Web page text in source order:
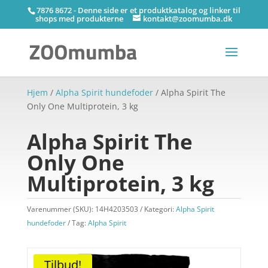
7876 8672 - Denne side er et produktkatalog og linker til
shops med produkterne kontakt@zoomumba.dk
Hjem / Alpha Spirit hundefoder/ Alpha Spirit The
Only One Multiprotein, 3 kg
Alpha Spirit The
Only One
Multiprotein, 3 kg
Varenummer (SKU): 14H4203503 Kategori:Alpha Spirit
hundefoder
Tag:Alpha Spirit
Tilbud!